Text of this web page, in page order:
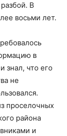
В
восьми лет.
в
знал, что его
не
проселочных
района
и